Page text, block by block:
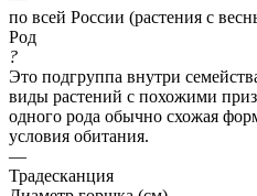
по всей России (растения с
Род
?
Это подгруппа внутри
виды растений с похожими
одного рода обычно схожая
условия обитания.
—
Традесканция